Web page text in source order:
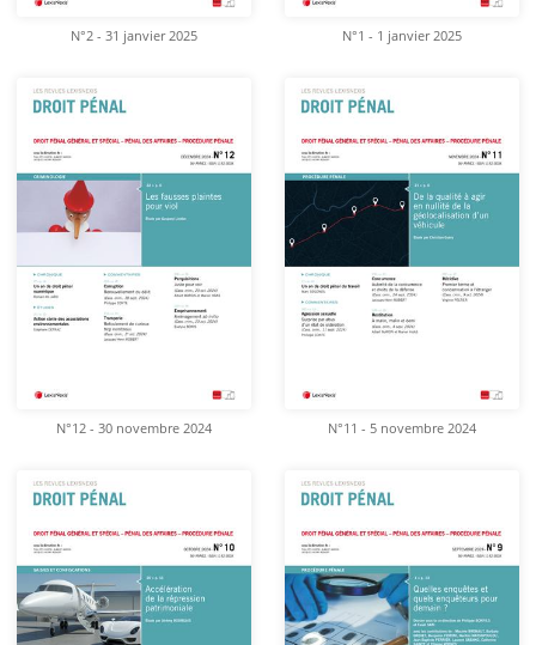
N°2 - 31 janvier 2025 N°1 - 1 janvier 2025
N°12 - 30 novembre 2024 N°11 - 5 novembre 2024